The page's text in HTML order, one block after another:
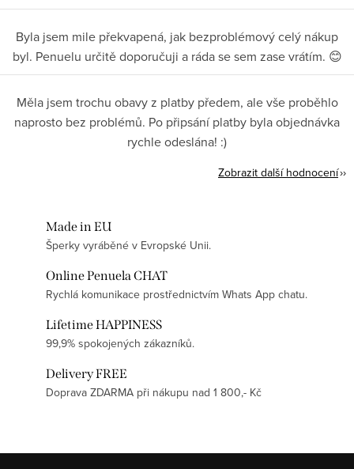
Byla jsem mile překvapená, jak bezproblémový celý nákup
byl. Penuelu určitě doporučuji a ráda se sem zase vrátím. 😊
Měla jsem trochu obavy z platby předem, ale vše proběhlo
naprosto bez problémů. Po připsání platby byla objednávka
rychle odeslána! :)
Zobrazit další hodnocení
Made in EU
Šperky vyráběné v Evropské Unii.
Online Penuela CHAT
Rychlá komunikace prostřednictvím Whats App chatu.
Lifetime HAPPINESS
99,9% spokojených zákazníků.
Delivery FREE
Doprava ZDARMA při nákupu nad 1 800,- Kč